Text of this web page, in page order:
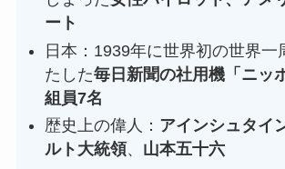
ート
日本：1939年に世界初の世界一
たした毎日新聞の社用機「ニッ
組員7名
歴史上の偉人： アインシュタイ
ルト大統領、 山本五十六